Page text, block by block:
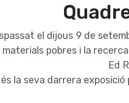
el dijous 9 de
pobres i la
Ed
és la seva darrera exposició